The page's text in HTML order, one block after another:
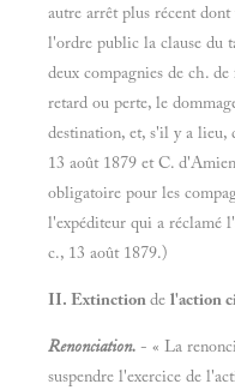
autre arrêt plus récent
l'ordre public la clause du
deux compagnies de ch.
retard ou perte, le
destination, et, s'il y a lieu,
13 août 1879 et C.
obligatoire pour les
l'expéditeur qui a réclamé
c., 13 août 1879.)
II. Extinctionde l'action
Renonciation. - « La
suspendre l'exercice de